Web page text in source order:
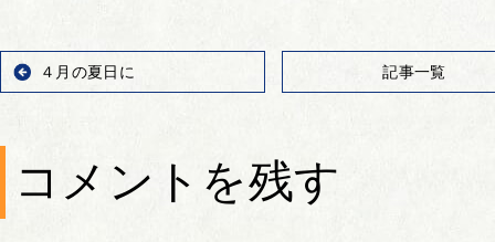
４月の夏日に 記事一覧
コメントを残す